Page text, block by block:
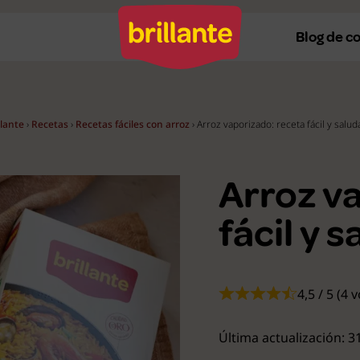
Recetas con Thermomix
Recetas en microondas
Recetas vegetarianas
Recetas veganas
Ver todas
Blog de
› Recetas › Recetas fáciles con arroz ›Arroz vaporizado: receta fácil y
Arroz
fácil y
4,5 / 5 (4
Última actualización: